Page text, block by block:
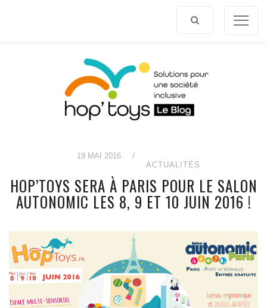
19 MAI 2016
/
ACTUALITÉS
HOP’TOYS SERA À PARIS POUR LE SALON
AUTONOMIC LES 8, 9 ET 10 JUIN 2016 !